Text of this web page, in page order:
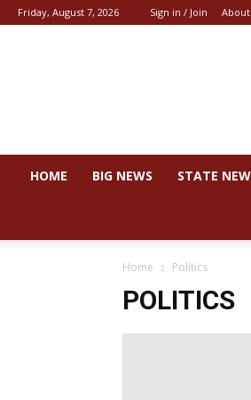
Friday, August 7, 2026 Sign in / Join About
HOME BIG NEWS STATE
Home Politics
POLITICS